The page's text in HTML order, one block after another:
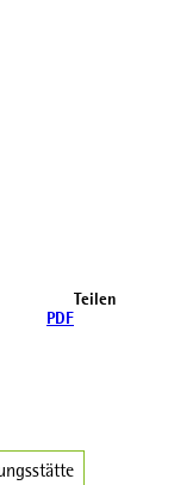
PDF
Teilen